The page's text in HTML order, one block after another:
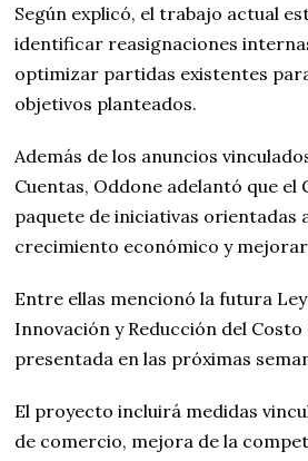
Según explicó, el trabajo actual
identificar reasignaciones
optimizar partidas existentes
objetivos planteados.
Además de los anuncios
Cuentas, Oddone adelantó que el
paquete de iniciativas orientadas
crecimiento económico y
Entre ellas mencionó la futura
Innovación y Reducción del Costo
presentada en las próximas
El proyecto incluirá medidas
de comercio, mejora de la